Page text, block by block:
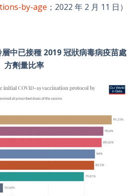
by-age ；2022 年 2 月 11 日）
層中已接種 2019 冠狀病毒病疫苗處
方劑量比率